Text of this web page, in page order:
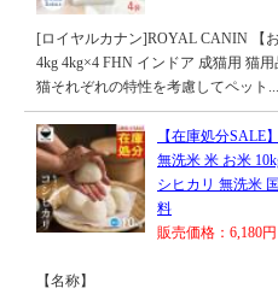
[ロイヤルカナン]ROYAL CANIN 【
4kg 4kg×4 FHN インドア 成猫用 猫
猫それぞれの特性を考慮してペット...
【在庫処分SALE
無洗米 米 お米
シヒカリ 無洗米
料
販売価格：6,180円
【名称】